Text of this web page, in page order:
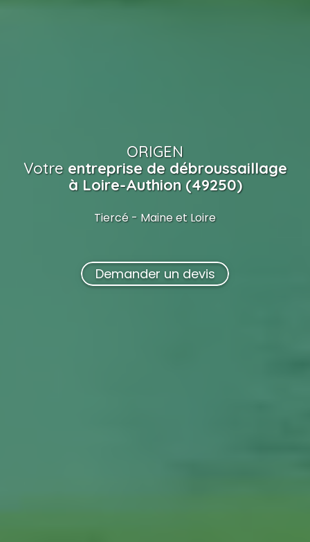
ORIGEN
Votre entreprise de débroussaillage
à Loire-Authion (49250)
Tiercé - Maine et Loire
Demander un devis